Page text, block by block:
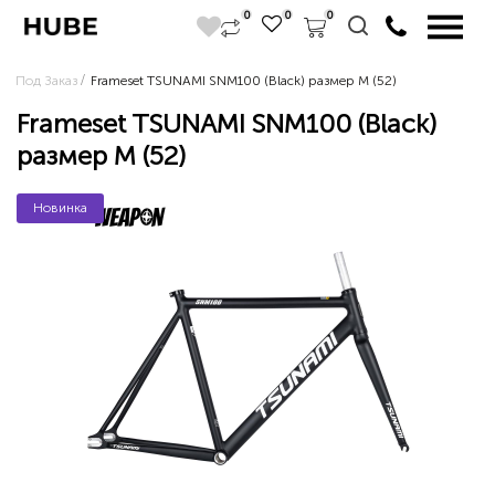
0 0 0
Под Заказ Frameset TSUNAMI SNM100 (Black) размер M (52)
Frameset TSUNAMI SNM100 (Black)
размер M (52)
Новинка